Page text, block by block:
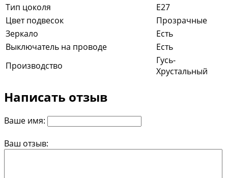
Тип цоколя
E27
Цвет подвесок
Прозрачные
Зеркало
Есть
Выключатель на проводе
Есть
Производство
Гусь-
Хрустальный
Написать отзыв
Ваше имя:
Ваш отзыв: